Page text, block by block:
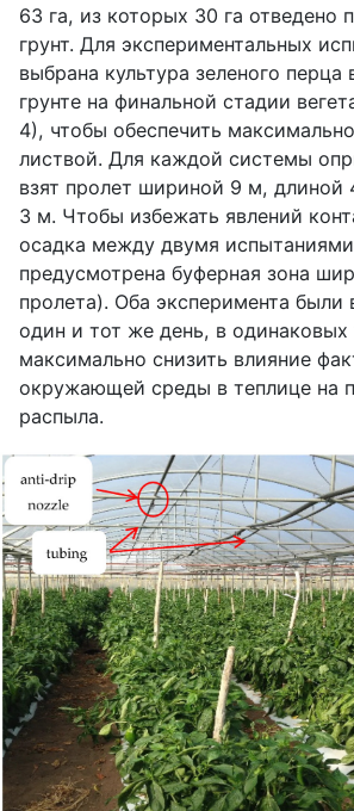
63 га, из которых 30 га отведено
грунт. Для экспериментальных
выбрана культура зеленого
грунте на финальной стадии
4), чтобы обеспечить
листвой. Для каждой системы
взят пролет шириной 9 м, длиной
3 м. Чтобы избежать явлений
осадка между двумя
предусмотрена буферная зона
пролета). Оба эксперимента были
один и тот же день, в одинаковых
максимально снизить влияние
окружающей среды в теплице на
распыла.